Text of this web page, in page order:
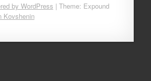
by WordPress | Theme: Expound
Kovshenin